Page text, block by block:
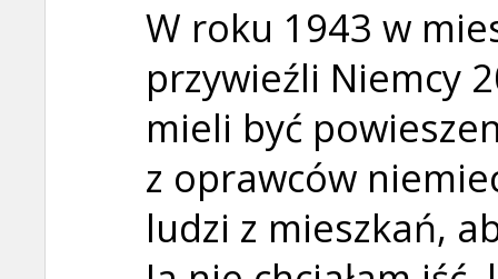
W roku 1943 w
przywieźli Niemcy
mieli być
z oprawców
ludzi z mieszkań,